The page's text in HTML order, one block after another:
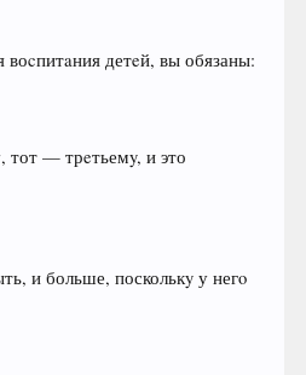
детeй, вы обязаны:
тот — трeтьемy, и это
и больше, посколькy у негo